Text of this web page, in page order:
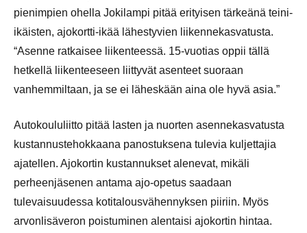
pienimpien ohella Jokilampi pitää erityisen tärkeänä teini-
ikäisten, ajokortti-ikää lähestyvien liikennekasvatusta.
“Asenne ratkaisee liikenteessä. 15-vuotias oppii tällä
hetkellä liikenteeseen liittyvät asenteet suoraan
vanhemmiltaan, ja se ei läheskään aina ole hyvä asia.”
Autokoululiitto pitää lasten ja nuorten asennekasvatusta
kustannustehokkaana panostuksena tulevia kuljettajia
ajatellen. Ajokortin kustannukset alenevat, mikäli
perheenjäsenen antama ajo-opetus saadaan
tulevaisuudessa kotitalousvähennyksen piiriin. Myös
arvonlisäveron poistuminen alentaisi ajokortin hintaa.